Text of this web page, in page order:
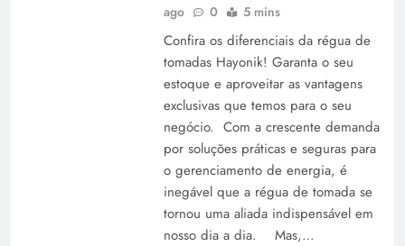
ago
0 5 mins
Confira os diferenciais da régua de
tomadas Hayonik! Garanta o seu
estoque e aproveitar as vantagens
exclusivas que temos para o seu
negócio. Com a crescente demanda
por soluções práticas e seguras para
o gerenciamento de energia, é
inegável que a régua de tomada se
tornou uma aliada indispensável em
nosso dia a dia. Mas,…